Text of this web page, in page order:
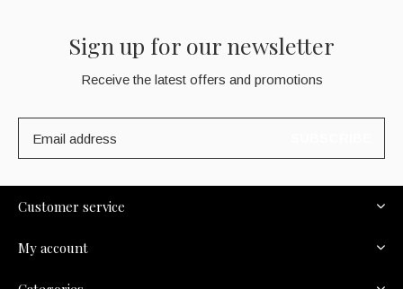
Sign up for our newsletter
Receive the latest offers and promotions
Customer service
My account